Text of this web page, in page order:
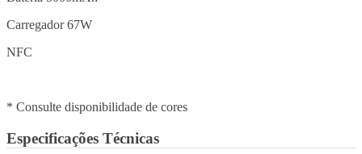
Carregador 67W
NFC
* Consulte disponibilidade de cores
Especificações Técnicas